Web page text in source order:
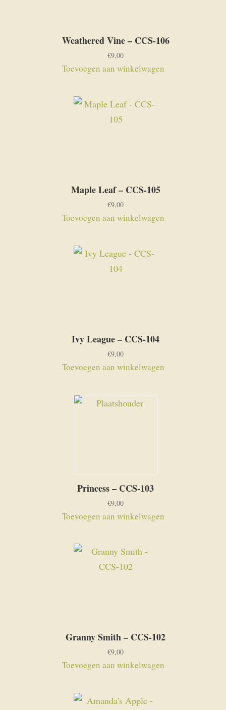
Weathered Vine – CCS-106
€9,00
Toevoegen aan winkelwagen
Maple Leaf – CCS-105
€9,00
Toevoegen aan winkelwagen
Ivy League – CCS-104
€9,00
Toevoegen aan winkelwagen
Princess – CCS-103
€9,00
Toevoegen aan winkelwagen
Granny Smith – CCS-102
€9,00
Toevoegen aan winkelwagen